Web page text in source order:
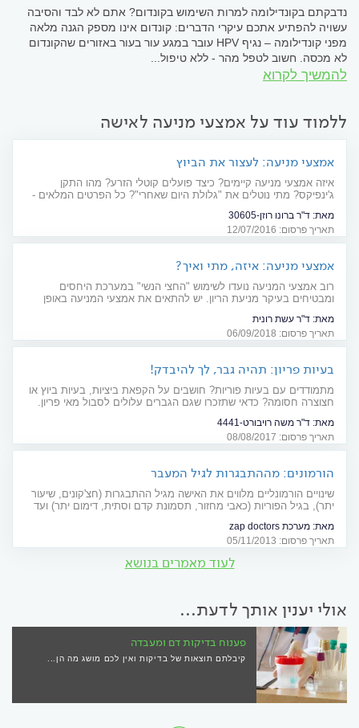
נדבקתם בקונדילומה למרות השימוש בקונדום? אתם לא לבד והסיבה
עשויה להפתיע אתכם עיקרי הדברים: קונדום אינו מספק הגנה מלאה
מפני קונדילומה – נגיף HPV עובר במגע עור בעור באזורים שהקונדום
לא מכסה. חשוב לטפל מהר - ללא טיפול...
להמשיך לקרוא
ללמוד עוד על אמצעי מניעה לאישה
אמצעי מניעה: לעצור את הביוץ
איזה אמצעי מניעה קיימים? כיצד פועלים קוטלי הזרע? מהו התקן
ג'ינפיקס? מתי נוטלים את "גלולת היום שאחרי"? כל הפרטים המלאים -
מאת: ד"ר ברונו רוזן-30605
תאריך פרסום: 12/07/2016
אמצעי מניעה: איזה, מתי ואיך?
רוב אמצעי המניעה נועדו לשימוש "החצי הנשי" במערכת היחסים
ומבטיחים בעיקר מניעת הריון. יש להתאים את אמצעי המניעה באופן
מאת: ד"ר עשת רונית
תאריך פרסום: 06/09/2018
בעיות פריון: תהיה גבר, לך להיבדק!
מתמודדים עם בעיות פוריות? חושבים על הקפאת ביציות, בעיות ביוץ או
חצוצרה חסומה? כדאי שתזכרו שגם הגברים עלולים לסבול מאי פריון.
מאת: ד"ר משה רויבורט-4441
תאריך פרסום: 08/08/2017
הורמונים: מההתבגרות לגיל המעבר
שינויים הורמונליים מלווים את האישה מגיל ההתבגרות (חצ'קונים, שיעור
יתר), בגיל הפוריות (כאבי מחזור, תסמונת קדם וסתית, דימום יתר) ועד
מאת: מערכת zap doctors
תאריך פרסום: 05/11/2013
לעוד מאמרים בנושא
אולי יענין אותך לדעת...
פענוח בדיקות דם ומעבדה
קיבלתם תוצאות של בדיקות ואין לכם מושג מה הן...